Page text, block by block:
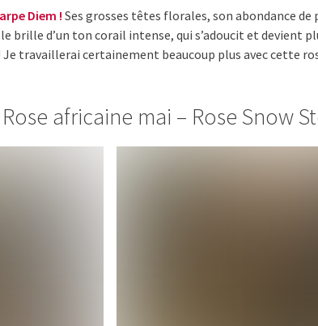
Diem ! Ses grosses têtes florales, son abondance
d’un ton corail intense, qui s’adoucit et devient
travaillerai certainement beaucoup plus avec cette
Rose africaine mai – Rose Snow